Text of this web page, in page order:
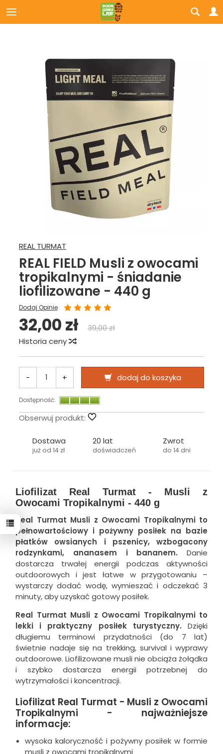
REAL TURMAT
REAL FIELD Musli z owocami
tropikalnymi - śniadanie
liofilizowane - 440 g
Dodaj Opinię
32,00 zł
39,00 zł
Historia ceny
- + dodaj do koszyka
Dostępność:
Obserwuj produkt:
Dostawa
już od 14 zł
20 lat
doświadczeń
Zwrot
do 14 dni
Liofilizat Real Turmat - Musli z
Owocami Tropikalnymi - 440 g
Real Turmat Musli z Owocami Tropikalnymi to
pełnowartościowy i pożywny posiłek na bazie
płatków owsianych i pszenicy, wzbogacony
rodzynkami, ananasem i bananem. Danie
dostarcza trwałej energii podczas aktywności
outdoorowych i jest łatwe w przygotowaniu –
wystarczy dodać wodę, wymieszać i odczekać 3
minuty, aby uzyskać gotowy posiłek.
Real Turmat Musli z Owocami Tropikalnymi to
lekki i praktyczny posiłek turystyczny. Dzięki
długiemu terminowi przydatności (do 7 lat)
świetnie nadaje się na trekking, survival i wyprawy
outdoorowe. Liofilizowane musli nie obciąża żołądka
i szybko dostarcza energii potrzebnej do
wytrzymałości i koncentracji.
Liofilizat Real Turmat - Musli z Owocami
Tropikalnymi - najważniejsze
informacje:
wysoka kaloryczność i pożywny posiłek w formie
musli z owocami tropikalnymi